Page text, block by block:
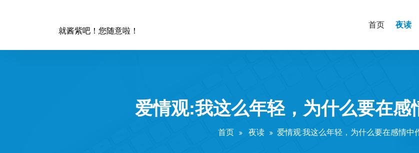
就酱紫吧！您随意啦！
首页
爱情观:我这么年轻，为什么要在感
首页 夜读 爱情观:我这么年轻，为什么要在感情中